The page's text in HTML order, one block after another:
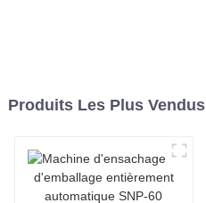
Produits Les Plus Vendus